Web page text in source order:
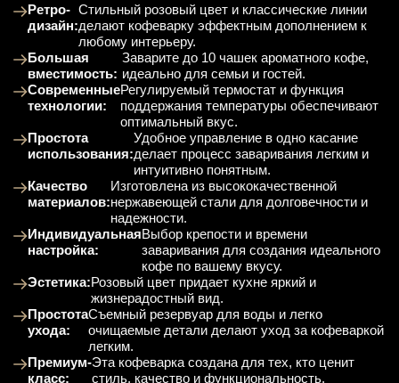
Ретро-
дизайн:
Стильный розовый цвет и классические линии
делают кофеварку эффектным дополнением к
любому интерьеру.
Большая
вместимость:
Заварите до 10 чашек ароматного кофе,
идеально для семьи и гостей.
Современные
технологии:
Регулируемый термостат и функция
поддержания температуры обеспечивают
оптимальный вкус.
Простота
использования:
Удобное управление в одно касание
делает процесс заваривания легким и
интуитивно понятным.
Качество
материалов:
Изготовлена из высококачественной
нержавеющей стали для долговечности и
надежности.
Индивидуальная
настройка:
Выбор крепости и времени
заваривания для создания идеального
кофе по вашему вкусу.
Эстетика:Розовый цвет придает кухне яркий и
жизнерадостный вид.
Простота
ухода:
Съемный резервуар для воды и легко
очищаемые детали делают уход за кофеваркой
легким.
Премиум-
класс:
Эта кофеварка создана для тех, кто ценит
стиль, качество и функциональность.